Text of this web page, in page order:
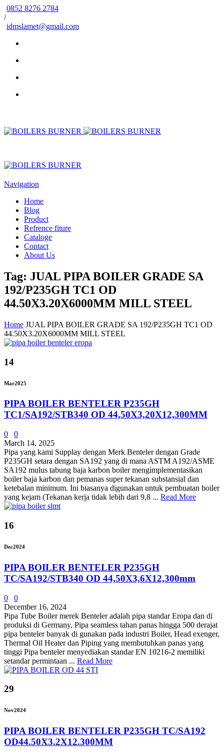
0852 8276 2784
/
idmslamet@gmail.com
Navigation
Home
Blog
Product
Refrence fiture
Cataloge
Contact
About Us
Tag: JUAL PIPA BOILER GRADE SA
192/P235GH TC1 OD
44.50X3.20X6000MM MILL STEEL
Home JUAL PIPA BOILER GRADE SA 192/P235GH TC1 OD
44.50X3.20X6000MM MILL STEEL
14
Mar2025
PIPA BOILER BENTELER P235GH
TC1/SA192/STB340 OD 44,50X3,20X12,300MM
0
0
March 14, 2025
Pipa yang kami Supplay dengan Merk Benteler dengan Grade
P235GH setara dengan SA192 yang di mana ASTM A192/ASME
SA192 mulus tabung baja karbon boiler mengimplementasikan
boiler baja karbon dan pemanas super tekanan substansial dan
ketebalan minimum. Ini biasanya digunakan untuk pembuatan boiler
yang kejam (Tekanan kerja tidak lebih dari 9,8 ... Read More
16
Dec2024
PIPA BOILER BENTELER P235GH
TC/SA192/STB340 OD 44,50X3,6X12,300mm
0
0
December 16, 2024
Pipa Tube Boiler merek Benteler adalah pipa standar Eropa dan di
produksi di Germany, Pipa seamless tahan panas hingga 500 derajat
pipa benteler banyak di gunakan pada industri Boiler, Head exenger,
Thermal Oil Heater dan Piping yang membutuhkan panas yang
tinggi Pipa benteler menyediakan standar EN 10216-2 memiliki
setandar permintaan ... Read More
29
Nov2024
PIPA BOILER BENTELER P235GH TC/SA192
OD44.50X3.2X12.300MM